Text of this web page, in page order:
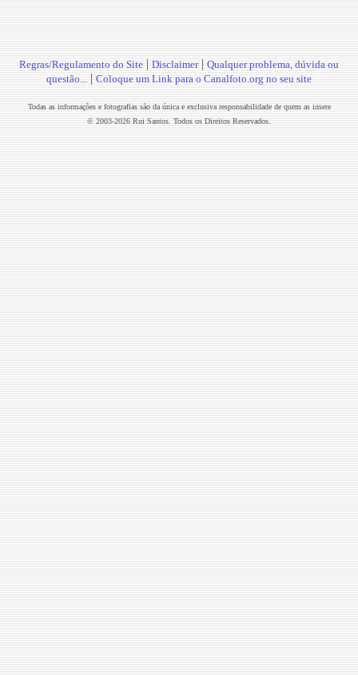
Regras/Regulamento do Site | Disclaimer| Qualquer problema, dúvida ou
questão... | Coloque um Link para o Canalfoto.org no seu site
Todas as informações e fotografias são da única e exclusiva responsabilidade de quem as insere
© 2003-2026 Rui Santos. Todos os Direitos Reservados.